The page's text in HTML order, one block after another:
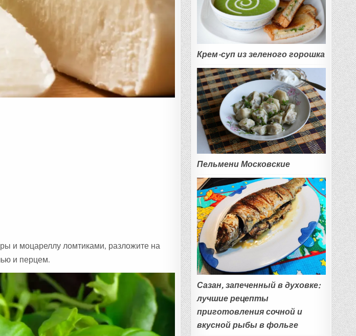
и моцареллу ломтиками, разложите на
и перцем.
Крем-суп из зеленого горошка
Пельмени Московские
Сазан, запеченный в духовке:
лучшие рецепты
приготовления сочной и
вкусной рыбы в фольге